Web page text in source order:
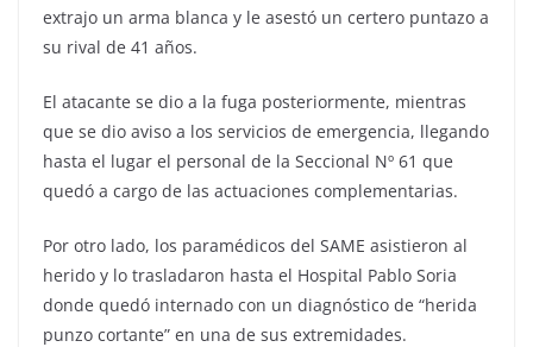
extrajo un arma blanca y le asestó un certero puntazo a
su rival de 41 años.
El atacante se dio a la fuga posteriormente, mientras
que se dio aviso a los servicios de emergencia, llegando
hasta el lugar el personal de la Seccional Nº 61 que
quedó a cargo de las actuaciones complementarias.
Por otro lado, los paramédicos del SAME asistieron al
herido y lo trasladaron hasta el Hospital Pablo Soria
donde quedó internado con un diagnóstico de “herida
punzo cortante” en una de sus extremidades.